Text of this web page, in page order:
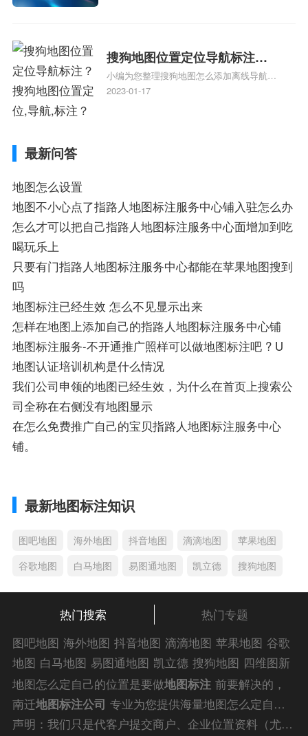
添加企业、地图如何添加企业相关地图标注
知识，详情可查看下方正文！
搜狗地图位置定位导航标注？
搜狗地图位置定位,导航,标注？
小编为您整理搜狗地图怎么添加离线导航搜
狗地图离线导航怎么用、搜狗地图导航卫星
2023-01-17
最新问答
地图怎么设置
地图不小心点了指路人地图标注服务中心铺入驻怎么办
怎么才可以把自己指路人地图标注服务中心面增加到吃
喝玩乐上
只要有门指路人地图标注服务中心都能在苹果地图搜到
吗
地图标注已经生效 怎么不见显示出来
怎样在地图上添加自己的指路人地图标注服务中心铺
地图标注服务-不开通推广照样可以做地图标注吧 ? U
地图认证培训机构是什么情况
我们公司申领的地图已经生效，为什么在首页上搜索公
司全称在右侧没有地图显示
在怎么免费推广自己的宝贝指路人地图标注服务中心
铺。
最新地图标注知识
图吧地图 海外地图 抖音地图 滴滴地图
苹果地图
谷歌地图
白马地图 易图通地图 凯立德 搜狗地图
热门搜索
热门专题
图吧地图 海外地图 抖音地图 滴滴地图 苹果地图 谷歌
地图 白马地图 易图通地图 凯立德 搜狗地图 四维图新
地图 车载地图 导航地图 手机地图 搜搜地图 好搜地图
老虎地图 电子地图 卫星地图 美团地图 大众点评地图
苹果 导航犬 老虎
地图怎么定自己的位置是要做地图标注 前要解决的，
南迁地图标注公司 专业为您提供海量地图怎么定自己
的位置解答信息，为您的企业商户、门店地图标注 快声明：我们只是代客户提交商户、企业位置资料（尤其是不会操作觉得繁琐的客户），不是地图标注平台方。所提供服务为商业有偿帮助咨询人工服务费，全程都是人工提交资料，自身并不能对第三方网站的原始内容进行编辑，请知悉。